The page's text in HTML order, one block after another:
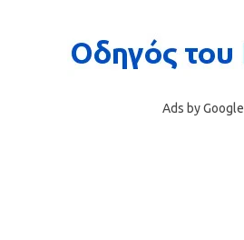
Ads by Google